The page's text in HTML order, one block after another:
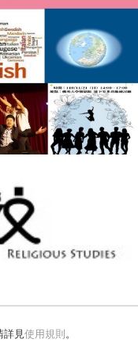
見 使用規則 。